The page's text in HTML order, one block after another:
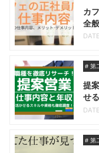
カ
全
第
提
せ
第